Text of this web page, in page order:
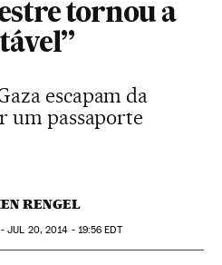
tornou a
escapam da
um passaporte
RENGEL
-JUL 20, 2014 - 19:56 EDT